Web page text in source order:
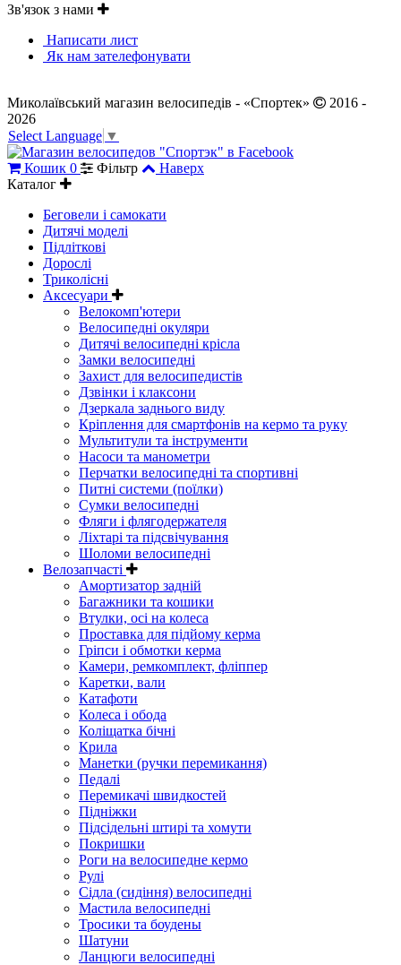
Зв'язок з нами
Написати лист
Як нам зателефонувати
Миколаївський магазин велосипедів - «Спортек»
2016 -
2026
Select Language ▼
Кошик 0 Фільтр
Наверх
Каталог
Беговели і самокати
Дитячі моделі
Підліткові
Дорослі
Триколісні
Аксесуари
Велокомп'ютери
Велосипедні окуляри
Дитячі велосипедні крісла
Замки велосипедні
Захист для велосипедистів
Дзвінки і клаксони
Дзеркала заднього виду
Кріплення для смартфонів на кермо та руку
Мультитули та інструменти
Насоси та манометри
Перчатки велосипедні та спортивні
Питні системи (поїлки)
Сумки велосипедні
Фляги і флягодержателя
Ліхтарі та підсвічування
Шоломи велосипедні
Велозапчасті
Амортизатор задній
Багажники та кошики
Втулки, осі на колеса
Проставка для підйому керма
Гріпси і обмотки керма
Камери, ремкомплект, фліппер
Каретки, вали
Катафоти
Колеса і обода
Коліщатка бічні
Крила
Манетки (ручки перемикання)
Педалі
Перемикачі швидкостей
Підніжки
Підсідельні штирі та хомути
Покришки
Роги на велосипедне кермо
Рулі
Сідла (сидіння) велосипедні
Мастила велосипедні
Тросики та боудены
Шатуни
Ланцюги велосипедні